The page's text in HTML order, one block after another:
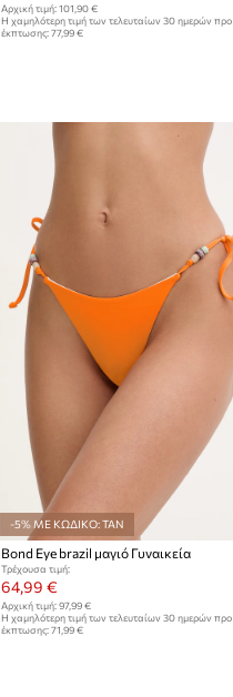
Αρχική τιμή: 101,90 €
Η χαμηλότερη τιμή των τελευταίων 30 ημερών προ
έκπτωσης: 77,99 €
-5% ΜΕ ΚΩΔΙΚΟ: TAN
Bond Eye brazil μαγιό Γυναικεία
Τρέχουσα τιμή:
64,99 €
Αρχική τιμή: 97,99 €
Η χαμηλότερη τιμή των τελευταίων 30 ημερών προ
έκπτωσης: 71,99 €